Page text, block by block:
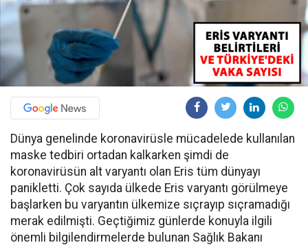
Dünya genelinde koronavirüsle mücadelede kullanılan
maske tedbiri ortadan kalkarken şimdi de
koronavirüsün alt varyantı olan Eris tüm dünyayı
panikletti. Çok sayıda ülkede Eris varyantı görülmeye
başlarken bu varyantın ülkemize sıçrayıp sıçramadığı
merak edilmişti. Geçtiğimiz günlerde konuyla ilgili
önemli bilgilendirmelerde bulunan Sağlık Bakanı